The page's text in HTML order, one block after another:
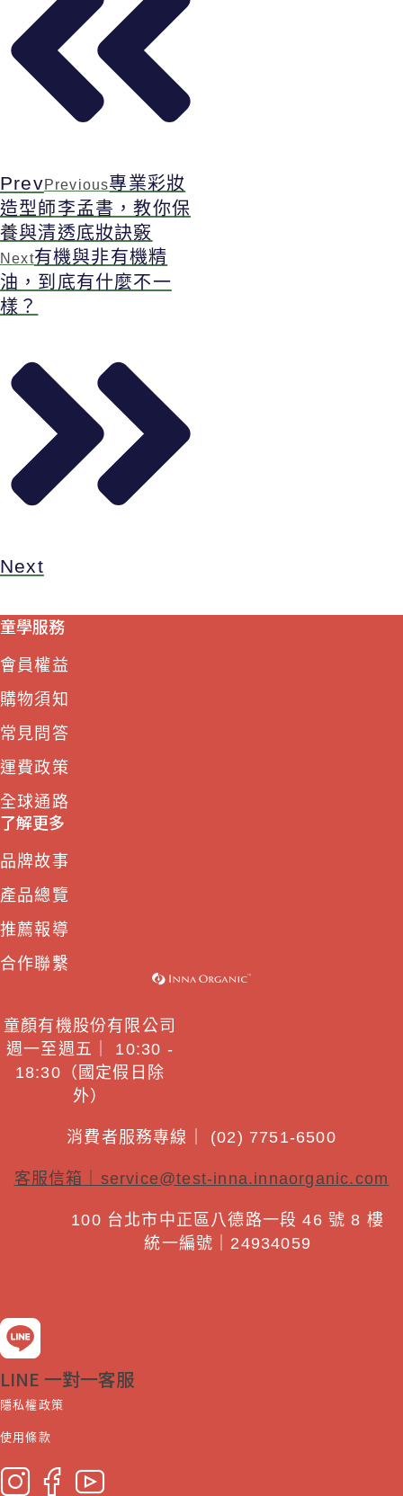
PrevPrevious專業彩妝
造型師李孟書，教你保
養與清透底妝訣竅
Next有機與非有機精
油，到底有什麼不一
樣？
Next
童學服務
會員權益
購物須知
常見問答
運費政策
全球通路
了解更多
品牌故事
產品總覽
推薦報導
合作聯繫
童顏有機股份有限公司
週一至週五｜ 10:30 -
18:30（國定假日除
外）
消費者服務專線｜ (02) 7751-6500
客服信箱｜ service@test-inna.innaorganic.com
100 台北市中正區八德路一段 46 號 8 樓
統一編號｜24934059
LINE 一對一客服
隱私權政策
使用條款